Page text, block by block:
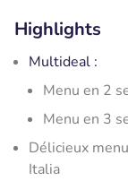
Highlights
Multideal :
Menu en 2
Menu en 3
Délicieux
Italia